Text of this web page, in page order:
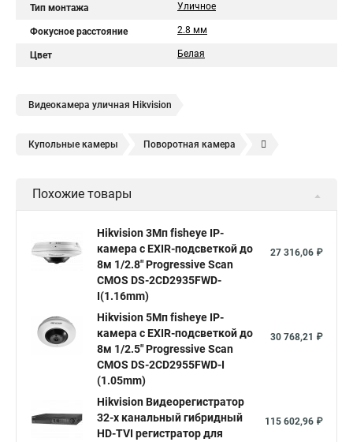
Тип монтажа Уличное
Фокусное расстояние 2.8 мм
Цвет Белая
Видеокамера уличная Hikvision
Купольные камеры Поворотная камера
Камера видеонаблюдения hikvision
Hikvision купить Hikvision уличная ip камера
Hikvision poe
Hikvision 2 8 mm Hikvision camera Hikvision 2cd1148 i b
Видеонаблюдение Ip видеокамеры
Hikvision 2cd2142fwd
Hikvision ds 2cd1148 hikvision ds 2cd1148 i b
hikvision ds 2cd2042wd i Видеокамера hikvision
Похожие товары
Hikvision 3Мп fisheye IP-
камера c EXIR-подсветкой до
8м 1/2.8" Progressive Scan
CMOS DS-2CD2935FWD-
I(1.16mm)
27 316,06 ₽
Hikvision 5Мп fisheye IP-
камера c EXIR-подсветкой до
8м 1/2.5" Progressive Scan
CMOS DS-2CD2955FWD-I
(1.05mm)
30 768,21 ₽
Hikvision Видеорегистратор
32-х канальный гибридный
HD-TVI регистратор для
115 602,96 ₽